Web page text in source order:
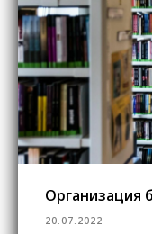
Организация
20.07.2022